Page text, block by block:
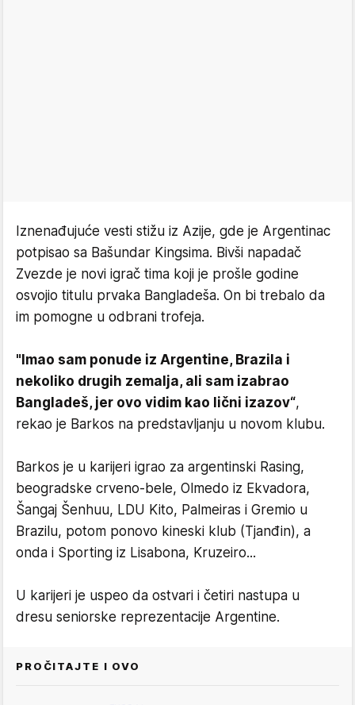
Iznenađujuće vesti stižu iz Azije, gde je Argentinac
potpisao sa Bašundar Kingsima. Bivši napadač
Zvezde je novi igrač tima koji je prošle godine
osvojio titulu prvaka Bangladeša. On bi trebalo da
im pomogne u odbrani trofeja.
"Imao sam ponude iz Argentine, Brazila i
nekoliko drugih zemalja, ali sam izabrao
Bangladeš, jer ovo vidim kao lični izazov“,
rekao je Barkos na predstavljanju u novom klubu.
Barkos je u karijeri igrao za argentinski Rasing,
beogradske crveno-bele, Olmedo iz Ekvadora,
Šangaj Šenhuu, LDU Kito, Palmeiras i Gremio u
Brazilu, potom ponovo kineski klub (Tjanđin), a
onda i Sporting iz Lisabona, Kruzeiro...
U karijeri je uspeo da ostvari i četiri nastupa u
dresu seniorske reprezentacije Argentine.
PROČITAJTE I OVO